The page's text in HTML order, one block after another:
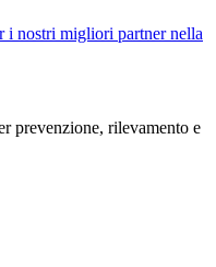
i nostri migliori partner nella
prevenzione, rilevamento e